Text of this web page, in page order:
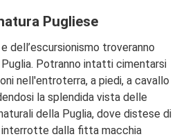
Pugliese
dell’escursionismo troveranno
Potranno intatti cimentarsi
nell'entroterra, a piedi, a cavallo
la splendida vista delle
della Puglia, dove distese di
interrotte dalla fitta macchia